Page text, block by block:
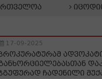
17-09-2025
ჩადენილი